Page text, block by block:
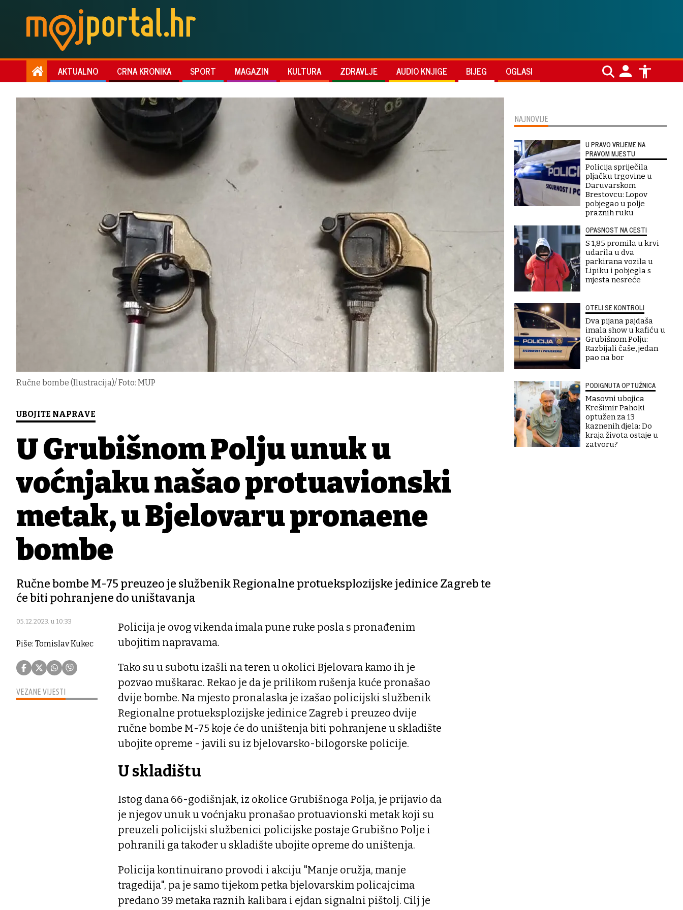
AKTUALNO CRNA KRONIKA SPORT MAGAZIN KULTURA ZDRAVLJE AUDIO KNJIGE BIJEG OGLASI
Ručne bombe (Ilustracija)/ Foto: MUP
UBOJITE NAPRAVE
U Grubišnom Polju unuk u
voćnjaku našao protuavionski
metak, u Bjelovaru pronađene
bombe
Ručne bombe M-75 preuzeo je službenik Regionalne protueksplozijske jedinice Zagreb te
će biti pohranjene do uništavanja
05.12.2023. u 10:33
Piše: Tomislav Kukec
VEZANE VIJESTI
Policija je ovog vikenda imala pune ruke posla s pronađenim
ubojitim napravama.
Tako su u subotu izašli na teren u okolici Bjelovara kamo ih je
pozvao muškarac. Rekao je da je prilikom rušenja kuće pronašao
dvije bombe. Na mjesto pronalaska je izašao policijski službenik
Regionalne protueksplozijske jedinice Zagreb i preuzeo dvije
ručne bombe M-75 koje će do uništenja biti pohranjene u skladište
ubojite opreme - javili su iz bjelovarsko-bilogorske policije.
U skladištu
Istog dana 66-godišnjak, iz okolice Grubišnoga Polja, je prijavio da
je njegov unuk u voćnjaku pronašao protuavionski metak koji su
preuzeli policijski službenici policijske postaje Grubišno Polje i
pohranili ga također u skladište ubojite opreme do uništenja.
Policija kontinuirano provodi i akciju "Manje oružja, manje
tragedija", pa je samo tijekom petka bjelovarskim policajcima
predano 39 metaka raznih kalibara i ejdan signalni pištolj. Cilj je
NAJNOVIJE
U PRAVO VRIJEME NA
PRAVOM MJESTU
Policija spriječila
pljačku trgovine u
Daruvarskom
Brestovcu: Lopov
pobjegao u polje
praznih ruku
OPASNOST NA CESTI
S 1,85 promila u krvi
udarila u dva
parkirana vozila u
Lipiku i pobjegla s
mjesta nesreće
OTELI SE KONTROLI
Dva pijana pajdaša
imala show u kafiću u
Grubišnom Polju:
Razbijali čaše, jedan
pao na bor
PODIGNUTA OPTUŽNICA
Masovni ubojica
Krešimir Pahoki
optužen za 13
kaznenih djela: Do
kraja života ostaje u
zatvoru?